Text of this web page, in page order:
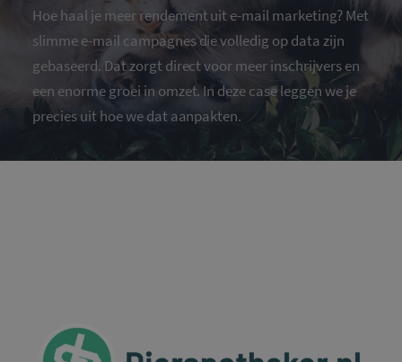
Hoe haal je meer rendement uit e-mail marketing? Met
slimme e-mail campagnes die volledig op data zijn
gebaseerd. Dat zorgt direct voor meer inschrijvers en
een enorme groei in omzet. In deze case leggen we je
precies uit hoe we dat aanpakten.